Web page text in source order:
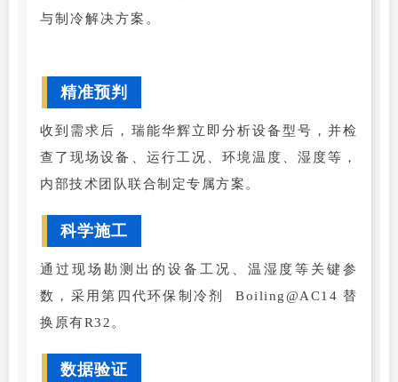
与制冷解决方案。
精准预判
收到需求后，瑞能华辉立即分析设备型号，并检
查了现场设备、运行工况、环境温度、湿度等，
内部技术团队联合制定专属方案。
科学施工
通过现场勘测出的设备工况、温湿度等关键参
数，采用第四代环保制冷剂 Boiling@AC14 替
换原有R32。
数据验证